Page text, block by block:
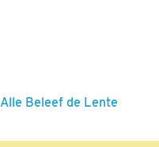
Alle Beleef de Lente